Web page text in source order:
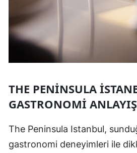
THE PENINSULA
GASTRONOMI
The Peninsula Istanbul,
gastronomi deneyimleri ile